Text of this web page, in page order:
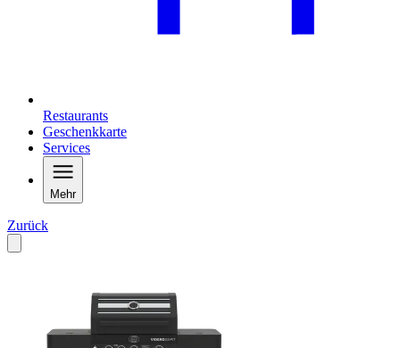
Restaurants
Geschenkkarte
Services
Mehr
Zurück